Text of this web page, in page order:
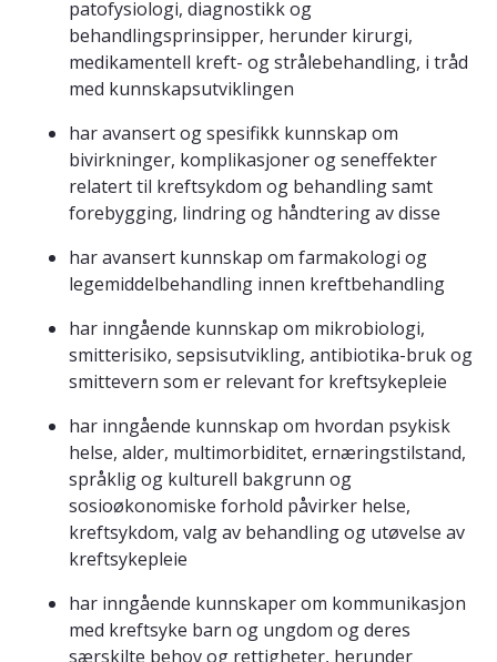
patofysiologi, diagnostikk og
behandlingsprinsipper, herunder kirurgi,
medikamentell kreft- og strålebehandling, i tråd
med kunnskapsutviklingen
har avansert og spesifikk kunnskap om
bivirkninger, komplikasjoner og seneffekter
relatert til kreftsykdom og behandling samt
forebygging, lindring og håndtering av disse
har avansert kunnskap om farmakologi og
legemiddelbehandling innen kreftbehandling
har inngående kunnskap om mikrobiologi,
smitterisiko, sepsisutvikling, antibiotika-bruk og
smittevern som er relevant for kreftsykepleie
har inngående kunnskap om hvordan psykisk
helse, alder, multimorbiditet, ernæringstilstand,
språklig og kulturell bakgrunn og
sosioøkonomiske forhold påvirker helse,
kreftsykdom, valg av behandling og utøvelse av
kreftsykepleie
har inngående kunnskaper om kommunikasjon
med kreftsyke barn og ungdom og deres
særskilte behov og rettigheter, herunder